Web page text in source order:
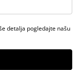
detalja pogledajte našu